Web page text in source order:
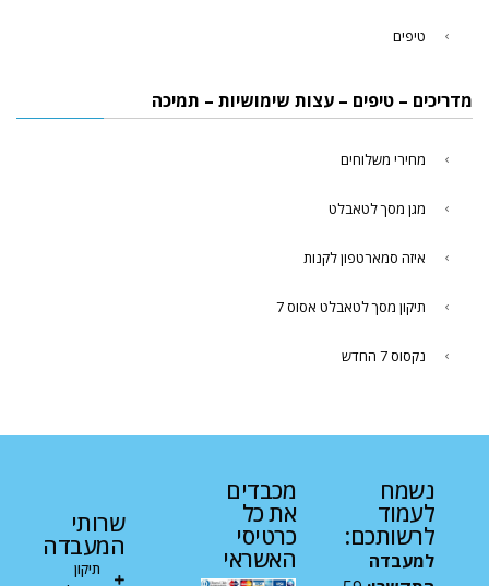
טיפים
מדריכים – טיפים – עצות שימושיות – תמיכה
מחירי משלוחים
מגן מסך לטאבלט
איזה סמארטפון לקנות
תיקון מסך לטאבלט אסוס 7
נקסוס 7 החדש
נשמח
לעמוד
לרשותכם:
למעבדה
מכבדים
את כל
כרטיסי
האשראי
שרותי
המעבדה
תיקון